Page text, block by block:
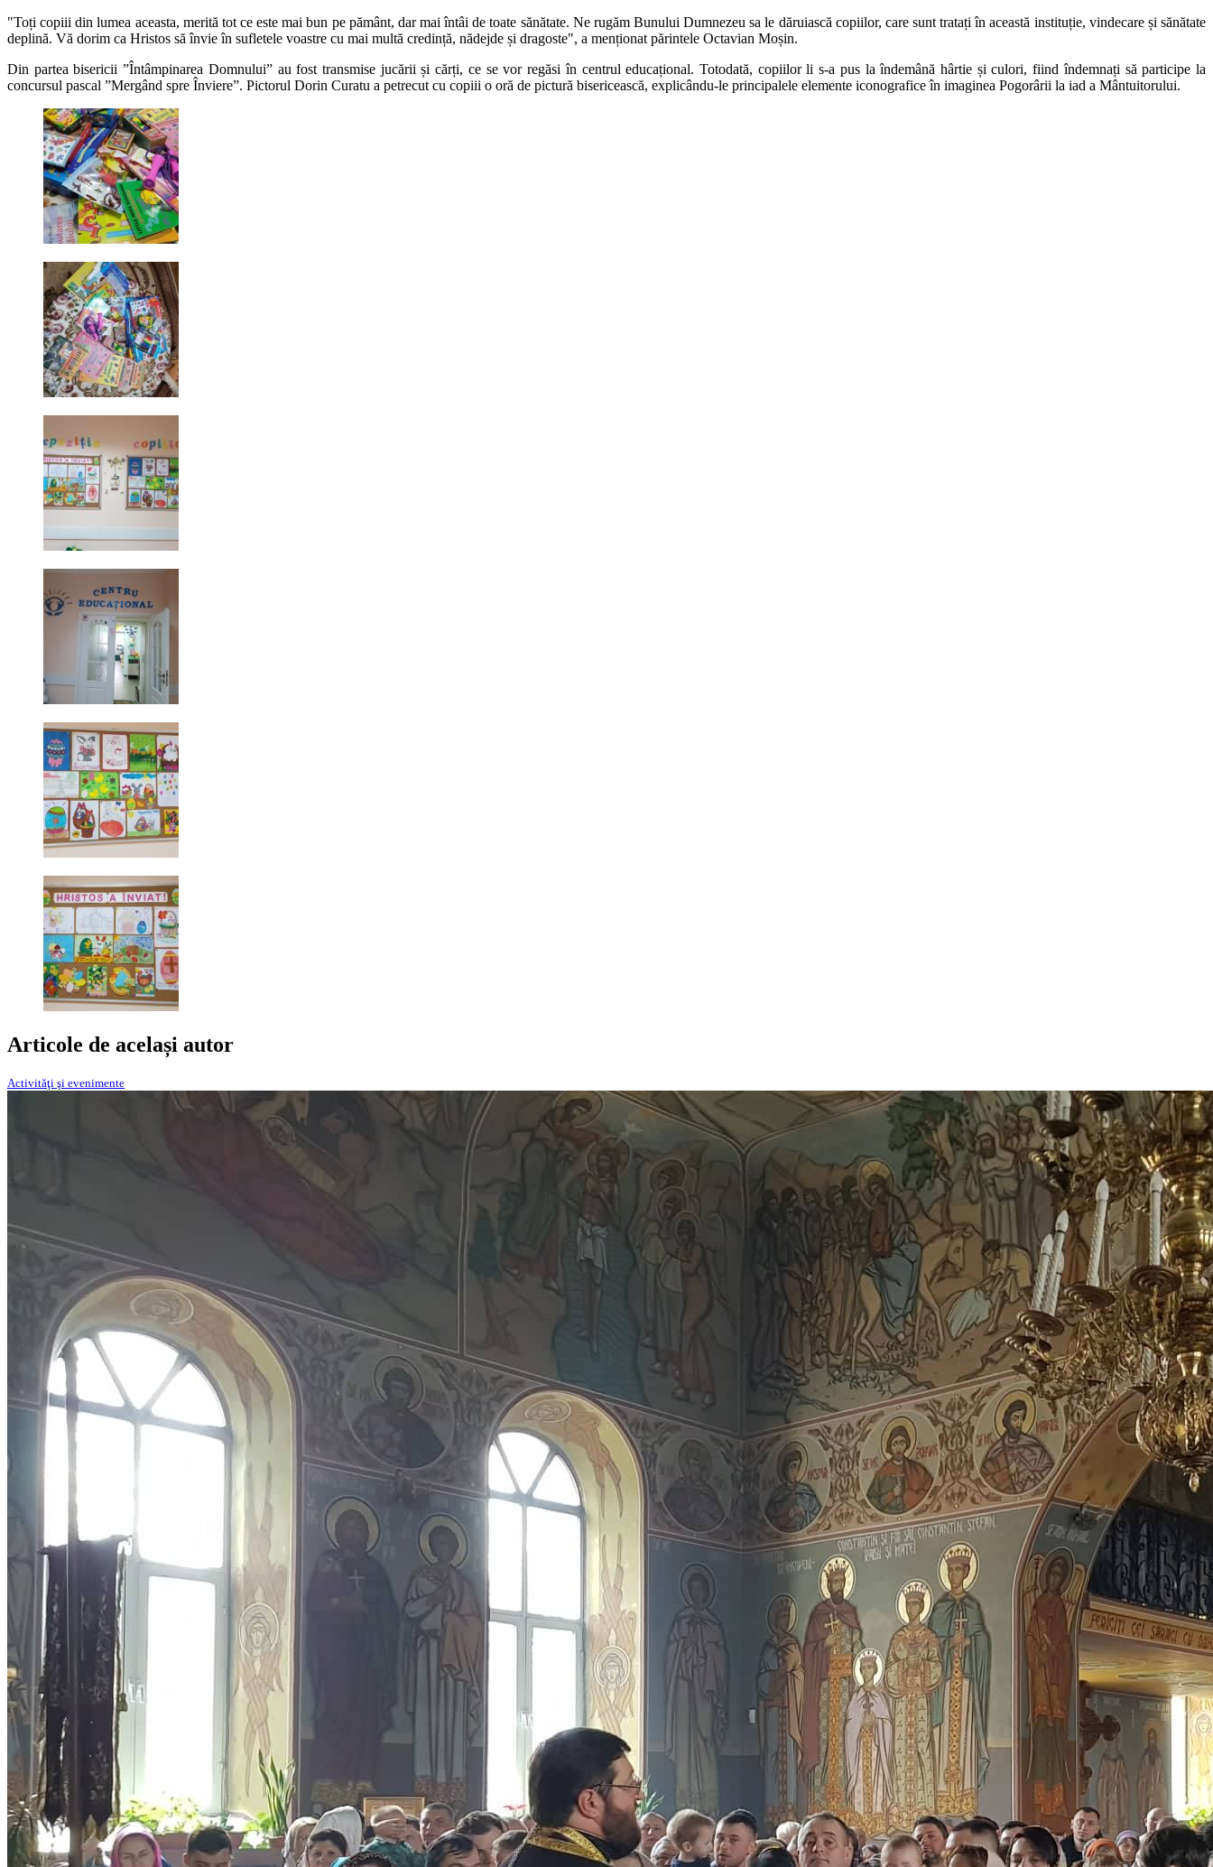
"Toți copiii din lumea aceasta, merită tot ce este mai bun pe pământ, dar mai întâi de toate sănătate. Ne rugăm Bunului Dumnezeu sa le dăruiască copiilor, care sunt tratați în această instituție, vindecare și sănătate
deplină. Vă dorim ca Hristos să învie în sufletele voastre cu mai multă credință, nădejde și dragoste", a menționat părintele Octavian Moșin.
Din partea bisericii ”Întâmpinarea Domnului” au fost transmise jucării și cărți, ce se vor regăsi în centrul educațional. Totodată, copiilor li s-a pus la îndemână hârtie și culori, fiind îndemnați să participe la
concursul pascal ”Mergând spre Înviere”. Pictorul Dorin Curatu a petrecut cu copiii o oră de pictură bisericească, explicându-le principalele elemente iconografice în imaginea Pogorârii la iad a Mântuitorului.
Articole de același autor
Activităţi şi evenimente